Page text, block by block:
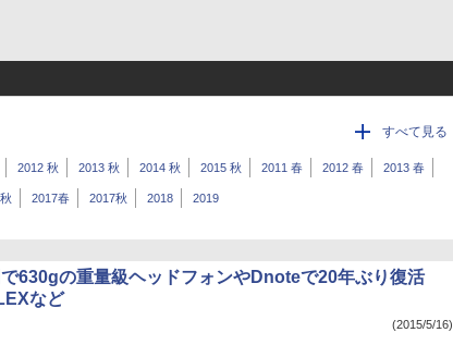
すべて見る
2012 秋 2013 秋 2014 秋 2015 秋 2011 春 2012 春 2013 春
2017春 2017秋 2018 2019
630gの重量級ヘッドフォンやDnoteで20年ぶり復活
など
(2015/5/16)